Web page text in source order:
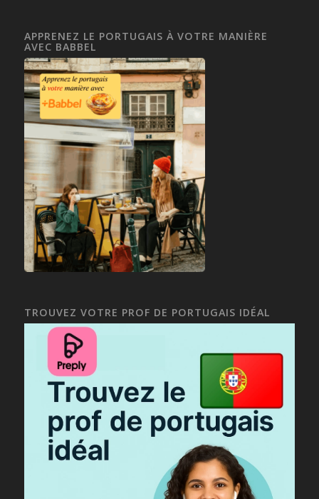
APPRENEZ LE PORTUGAIS À VOTRE MANIÈRE
AVEC BABBEL
TROUVEZ VOTRE PROF DE PORTUGAIS IDÉAL